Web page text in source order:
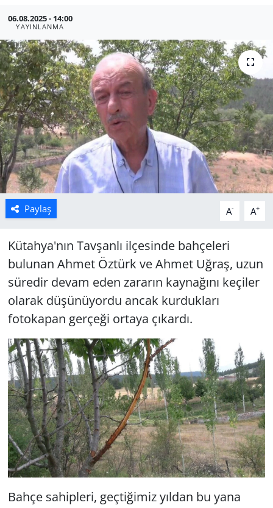
06.08.2025 - 14:00
YAYINLANMA
Paylaş A- A+
Kütahya'nın Tavşanlı ilçesinde bahçeleri
bulunan Ahmet Öztürk ve Ahmet Uğraş, uzun
süredir devam eden zararın kaynağını keçiler
olarak düşünüyordu ancak kurdukları
fotokapan gerçeği ortaya çıkardı.
Bahçe sahipleri, geçtiğimiz yıldan bu yana
Muğla
Politika
Uşak